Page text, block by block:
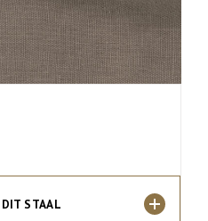
DIT STAAL